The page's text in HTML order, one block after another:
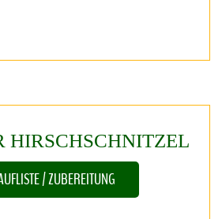
HIRSCHSCHNITZEL
/ ZUBEREITUNG